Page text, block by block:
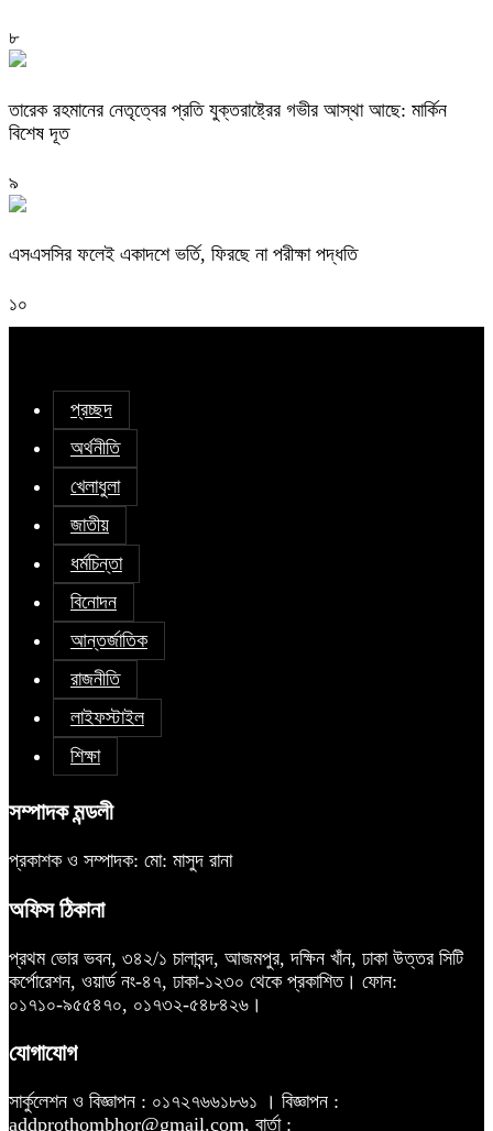
৮
তারেক রহমানের নেতৃত্বের প্রতি যুক্তরাষ্ট্রের গভীর আস্থা আছে: মার্কিন
বিশেষ দূত
৯
এসএসসির ফলেই একাদশে ভর্তি, ফিরছে না পরীক্ষা পদ্ধতি
১০
প্রচ্ছদ
অর্থনীতি
খেলাধুলা
জাতীয়
ধর্মচিন্তা
বিনোদন
আন্তর্জাতিক
রাজনীতি
লাইফস্টাইল
শিক্ষা
সম্পাদক মন্ডলী
প্রকাশক ও সম্পাদক: মো: মাসুদ রানা
অফিস ঠিকানা
প্রথম ভোর ভবন, ৩৪২/১ চালাবন্দ, আজমপুর, দক্ষিন খাঁন, ঢাকা উত্তর সিটি
কর্পোরেশন, ওয়ার্ড নং-৪৭, ঢাকা-১২৩০ থেকে প্রকাশিত। ফোন:
০১৭১০-৯৫৫৪৭০, ০১৭৩২-৫৪৮৪২৬।
যোগাযোগ
সার্কুলেশন ও বিজ্ঞাপন : ০১৭২৭৬৬১৮৬১ । বিজ্ঞাপন :
addprothombhor@gmail.com, বার্তা :